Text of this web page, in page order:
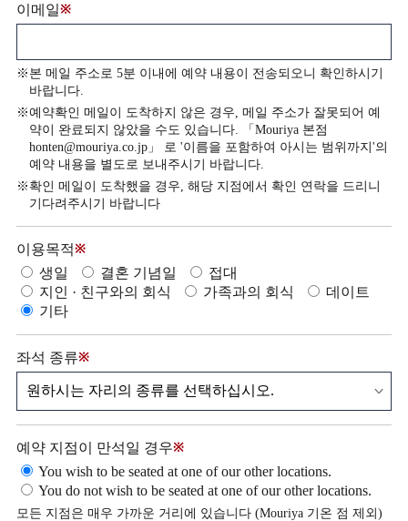
이메일※
※본 메일 주소로 5분 이내에 예약 내용이 전송되오니 확인하시기
바랍니다.
※예약확인 메일이 도착하지 않은 경우, 메일 주소가 잘못되어 예
약이 완료되지 않았을 수도 있습니다. 「Mouriya 본점
honten@mouriya.co.jp」 로 '이름을 포함하여 아시는 범위까지'의
예약 내용을 별도로 보내주시기 바랍니다.
※확인 메일이 도착했을 경우, 해당 지점에서 확인 연락을 드리니
기다려주시기 바랍니다
이용목적※
생일 결혼 기념일
접대
지인 · 친구와의 회식
가족과의 회식
데이트
기타
좌석 종류※
예약 지점이 만석일 경우※
You wish to be seated at one of our other locations.
You do not wish to be seated at one of our other locations.
모든 지점은 매우 가까운 거리에 있습니다 (Mouriya 기온 점 제외)